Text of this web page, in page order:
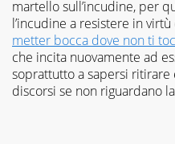
martello sull’incudine, per
l’incudine a resistere in
metter bocca dove non ti
che incita nuovamente ad
soprattutto a sapersi
discorsi se non riguardano